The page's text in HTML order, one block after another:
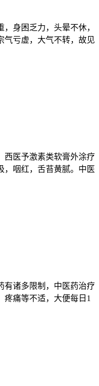
身困乏力，头晕不休，
气亏虚，大气不转，故见
医予激素类软膏外涂疗
，咽红，舌苔黄腻。中医
诸多限制，中医药治疗
痛等不适，大便每日1